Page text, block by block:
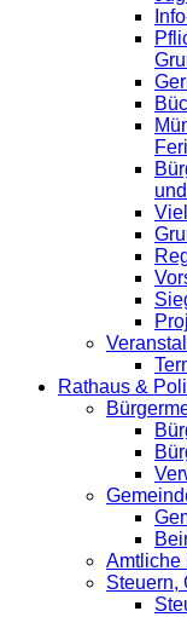
Rathaus &
Amtliche
Steuern,